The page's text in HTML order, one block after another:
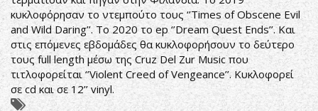
κυκλοφόρησαν το ντεμπούτο τους ‘’Times of Obscene Evil
and Wild Daring’’. Το 2020 το ep ‘’Dream Quest Ends’’. Και
στις επόμενες εβδομάδες θα κυκλοφορήσουν το δεύτερο
τους full length μέσω της Cruz Del Zur Music που
τιτλοφορείται ‘’Violent Creed of Vengeance’’. Κυκλοφορεί
σε cd και σε 12’’ vinyl.